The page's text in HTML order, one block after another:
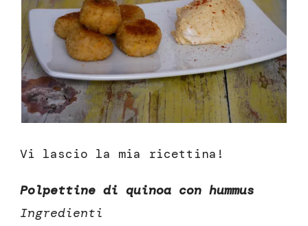
Vi lascio la mia ricettina!
Polpettine di quinoa con hummus
Ingredienti